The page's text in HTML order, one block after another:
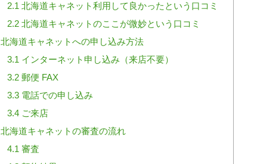
2.1 北海道キャネット利用して良かったという口コミ
2.2北海道キャネットのここが微妙という口コミ
北海道キャネットへの申し込み方法
3.1 インターネット申し込み（来店不要）
3.2郵便 FAX
3.3電話での申し込み
3.4ご来店
北海道キャネットの審査の流れ
4.1 審査